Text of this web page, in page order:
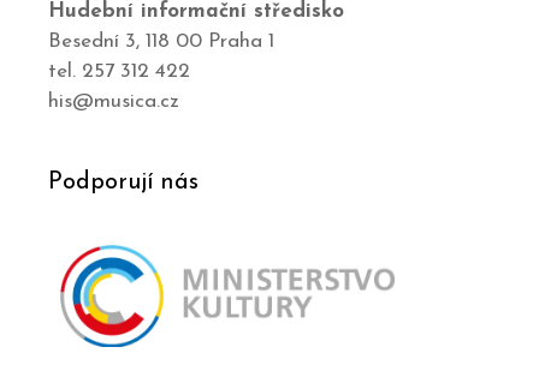
Hudební informační středisko
Besední 3, 118 00 Praha 1
tel. 257 312 422
his@musica.cz
Podporují nás